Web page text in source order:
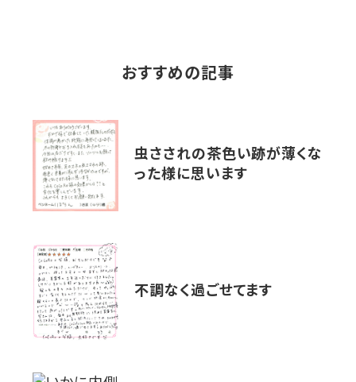
おすすめの記事
虫さされの茶色い跡が薄くな
った様に思います
不調なく過ごせてます